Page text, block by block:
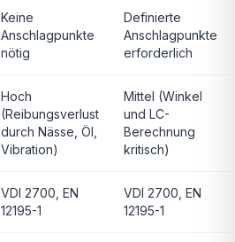
Keine
Anschlagpunkte
nötig
Definierte
Anschlagpunkte
erforderlich
Hoch
(Reibungsverlust
durch Nässe, Öl,
Vibration)
Mittel (Winkel
und LC-
Berechnung
kritisch)
VDI 2700, EN
12195-1
VDI 2700, EN
12195-1